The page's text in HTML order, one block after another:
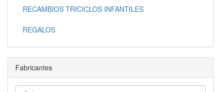
RECAMBIOS TRICICLOS INFANTILES
REGALOS
Fabricantes